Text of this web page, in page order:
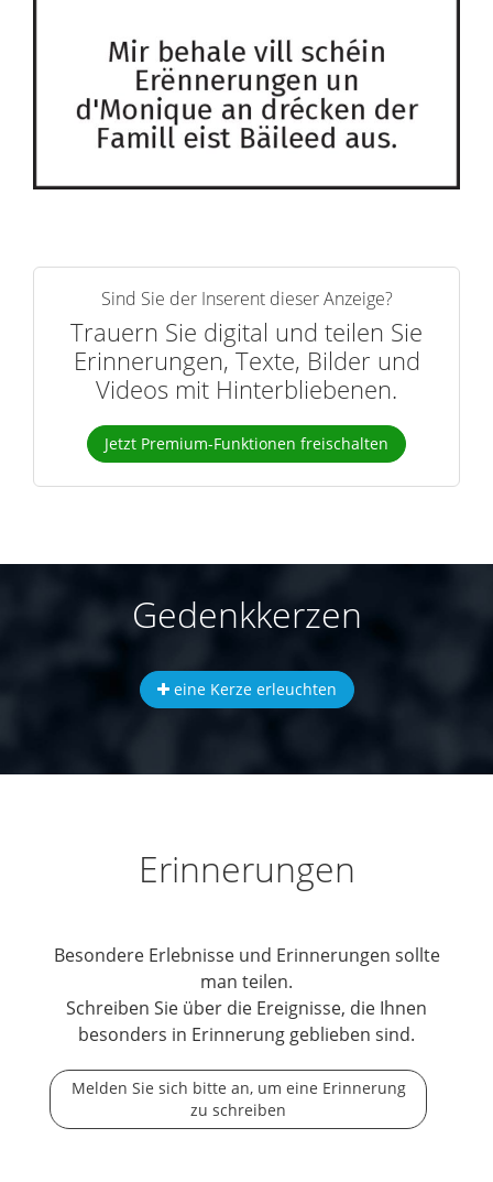
Sind Sie der Inserent dieser Anzeige?
Trauern Sie digital und teilen Sie
Erinnerungen, Texte, Bilder und
Videos mit Hinterbliebenen.
Jetzt Premium-Funktionen freischalten
Gedenkkerzen
eine Kerze erleuchten
Erinnerungen
Besondere Erlebnisse und Erinnerungen sollte
man teilen.
Schreiben Sie über die Ereignisse, die Ihnen
besonders in Erinnerung geblieben sind.
Melden Sie sich bitte an, um eine Erinnerung
zu schreiben